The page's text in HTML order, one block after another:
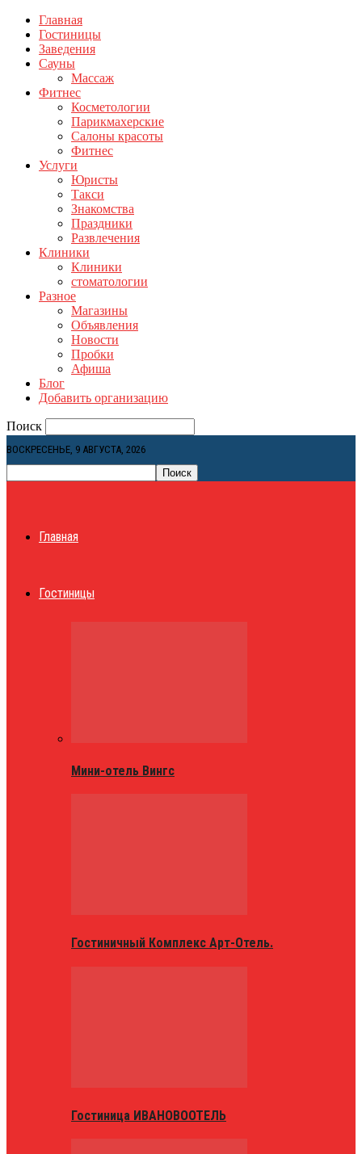
Главная
Гостиницы
Заведения
Сауны
Массаж
Фитнес
Косметологии
Парикмахерские
Салоны красоты
Фитнес
Услуги
Юристы
Такси
Знакомства
Праздники
Развлечения
Клиники
Клиники
стоматологии
Разное
Магазины
Объявления
Новости
Пробки
Афиша
Блог
Добавить организацию
Поиск
ВОСКРЕСЕНЬЕ, 9 АВГУСТА, 2026
Главная
Гостиницы
Мини-отель Вингс
Гостиничный Комплекс Арт-Отель.
Гостиница ИВАНОВООТЕЛЬ